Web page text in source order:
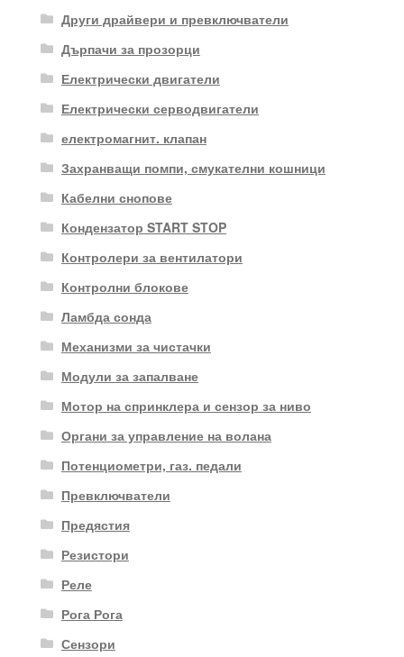
Други драйвери и превключватели
Дърпачи за прозорци
Електрически двигатели
Електрически серводвигатели
електромагнит. клапан
Захранващи помпи, смукателни кошници
Кабелни снопове
Кондензатор START STOP
Контролери за вентилатори
Контролни блокове
Ламбда сонда
Механизми за чистачки
Модули за запалване
Мотор на спринклера и сензор за ниво
Органи за управление на волана
Потенциометри, газ. педали
Превключватели
Предястия
Резистори
Реле
Рога Рога
Сензори